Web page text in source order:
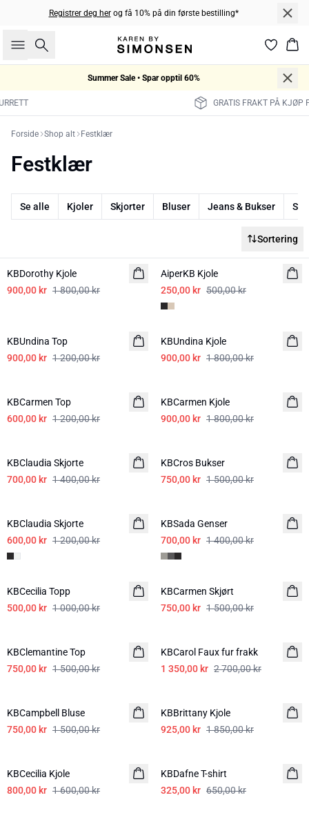
Registrer deg herog få 10% på din første bestilling*
Søk
Summer Sale • Spar opptil 60%
GRATIS FRAKT PÅ KJØP FOR 699 KR.
Forside Shop alt Festklær
Festklær
Se alle Kjoler Skjorter Bluser Jeans & Bukser
Sortering
KBDorothy Kjole
900,00 kr 1 800,00 kr
AiperKB Kjole
250,00 kr 500,00 kr
KBUndina Top
900,00 kr 1 200,00 kr
-50%
KBUndina Kjole
900,00 kr 1 800,00 kr
KBCarmen Top
600,00 kr 1 200,00 kr
KBCarmen Kjole
900,00 kr 1 800,00 kr
KBClaudia Skjorte
700,00 kr 1 400,00 kr
KBCros Bukser
750,00 kr 1 500,00 kr
KBClaudia Skjorte
600,00 kr 1 200,00 kr
KBSada Genser
700,00 kr 1 400,00 kr
-50%
KBCecilia Topp
500,00 kr 1 000,00 kr
-50%
KBCarmen Skjørt
750,00 kr 1 500,00 kr
KBClemantine Top
750,00 kr 1 500,00 kr
KBCarol Faux fur frakk
1 350,00 kr 2 700,00 kr
KBCampbell Bluse
750,00 kr 1 500,00 kr
KBBrittany Kjole
925,00 kr 1 850,00 kr
KBCecilia Kjole
800,00 kr 1 600,00 kr
KBDafne T-shirt
325,00 kr 650,00 kr